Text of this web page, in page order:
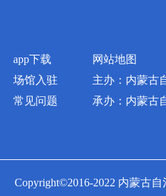
app下载
场馆入驻
常见问题
网站地图
主办：内蒙古
承办：内蒙古
Copyright©2016-2022 内蒙古